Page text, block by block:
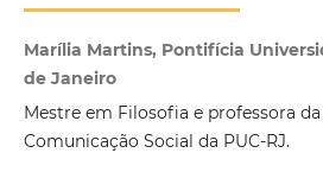
Marília Martins, Pontifícia
de Janeiro
Mestre em Filosofia e professora
Comunicação Social da PUC-RJ.